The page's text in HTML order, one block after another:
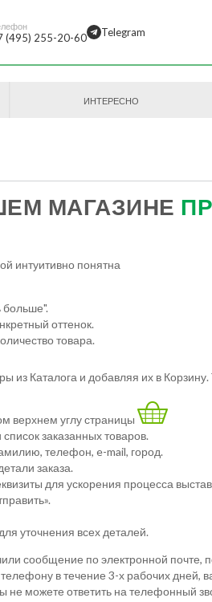
(495) 255-20-60 Telegram
ИНТЕРЕСНО
МАГАЗИНЕ
интуитивно понятна
больше".
оттенок.
товара.
из Каталога и добавляя их в
верхнем углу страницы
заказанных товаров.
телефон, e-mail, город.
заказа.
для ускорения процесса
уточнения всех деталей.
сообщение по электронной почте,
в течение 3-х рабочих дней,
можете ответить на телефонный